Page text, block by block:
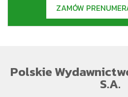
ZAMÓW
Polskie
S.A.